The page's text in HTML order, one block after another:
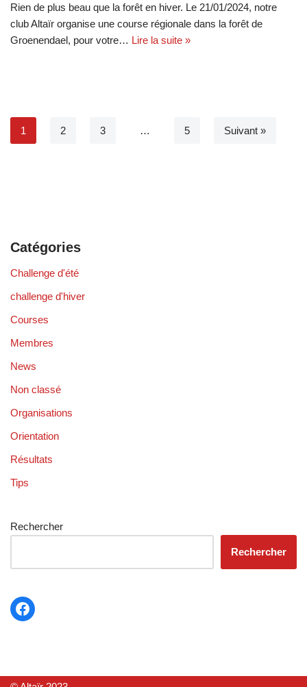
Rien de plus beau que la forêt en hiver. Le 21/01/2024, notre
club Altaïr organise une course régionale dans la forêt de
Groenendael, pour votre… Lire la suite »
1 2 3 … 5 Suivant »
Catégories
Challenge d'été
challenge d'hiver
Courses
Membres
News
Non classé
Organisations
Orientation
Résultats
Tips
Rechercher
Rechercher